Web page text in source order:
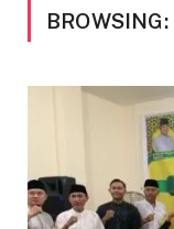
BROWSING: